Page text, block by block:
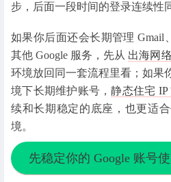
步，后面一段时间的登录连续性
如果你后面还会长期管理 Gmail
其他 Google 服务，先从 出海网
环境放回同一套流程里看；如果
境下长期维护账号，静态住宅 IP
续和长期稳定的底座，也更适
境。
先稳定你的 Google 账号